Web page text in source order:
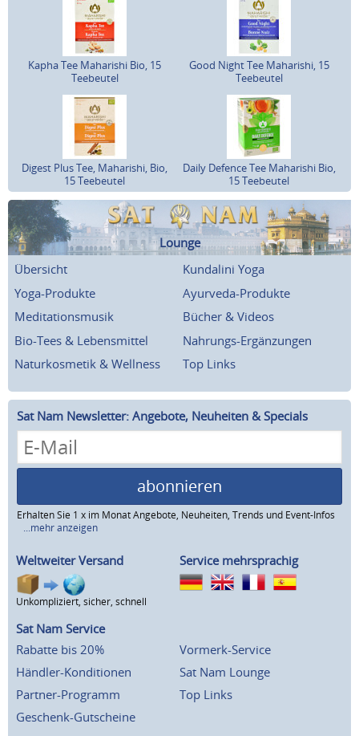
Kapha Tee Maharishi Bio, 15
Teebeutel
Good Night Tee Maharishi, 15
Teebeutel
Digest Plus Tee, Maharishi, Bio,
15 Teebeutel
Daily Defence Tee Maharishi Bio,
15 Teebeutel
Lounge
Übersicht
Kundalini Yoga
Yoga-Produkte
Ayurveda-Produkte
Meditationsmusik
Bücher & Videos
Bio-Tees & Lebensmittel
Nahrungs-Ergänzungen
Naturkosmetik & Wellness
Top Links
Sat Nam Newsletter: Angebote, Neuheiten & Specials
abonnieren
Erhalten Sie 1 x im Monat Angebote, Neuheiten, Trends und Event-Infos
...mehr anzeigen
Weltweiter Versand
Unkompliziert, sicher, schnell
Service mehrsprachig
Sat Nam Service
Rabatte bis 20%
Händler-Konditionen
Partner-Programm
Geschenk-Gutscheine
Vormerk-Service
Sat Nam Lounge
Top Links